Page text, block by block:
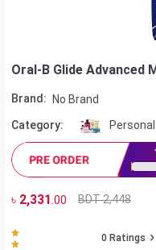
Oral-B Glide Advanced
Brand: No Brand
Category:
PRE ORDER
৳ 2,331 .00 BDT 2,448
0 Ratings